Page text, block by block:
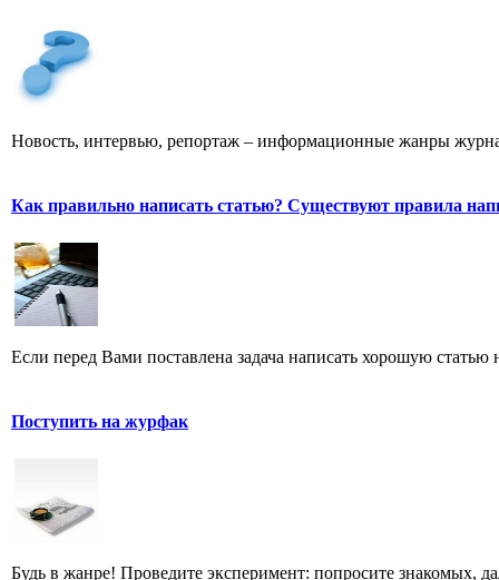
Новость, интервью, репортаж – информационные жанры
Как правильно написать статью? Существуют правила
Если перед Вами поставлена задача написать хорошую
Поступить на журфак
Будь в жанре! Проведите эксперимент: попросите знакомых,